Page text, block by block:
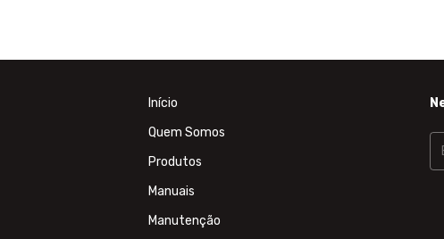
Início
Quem Somos
Produtos
Manuais
Manutenção